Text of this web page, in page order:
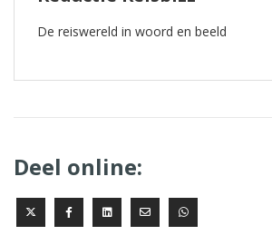
De reiswereld in woord en beeld
Deel online: